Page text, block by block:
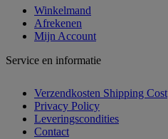
Winkelmand
Afrekenen
Mijn Account
Service en informatie
Verzendkosten Shipping Cost
Privacy Policy
Leveringscondities
Contact